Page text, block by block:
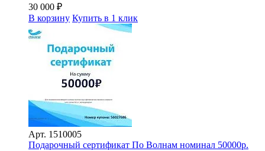
30 000 ₽
В корзину Купить в 1 клик
Арт. 1510005
Подарочный сертификат По Волнам номинал 50000р.